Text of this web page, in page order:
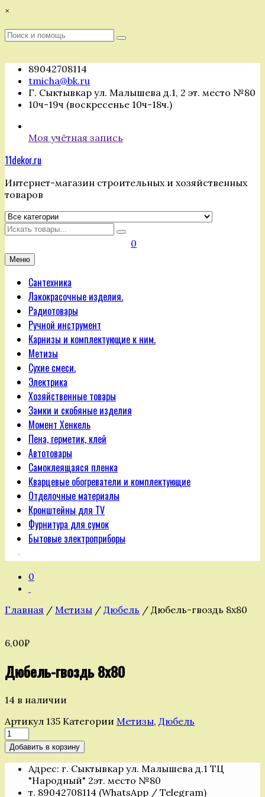
Перейти
содержимому
×
Поиск
Поиск
89042708114
tmicha@bk.ru
Г. Сыктывкар ул. Малышева д.1, 2 эт. место №80
10ч-19ч (воскресенье 10ч-18ч.)
Моя учётная запись
11dekor.ru
Интернет-магазин строительных и хозяйственных
товаров
Искать
0
Меню
Сантехника
Лакокрасочные изделия.
Радиотовары
Ручной инструмент
Карнизы и комплектующие к ним.
Метизы
Сухие смеси.
Электрика
Хозяйственные товары
Замки и скобяные изделия
Момент Хенкель
Пена, герметик, клей
Автотовары
Самоклеящаяся пленка
Кварцевые обогреватели и комплектующие
Отделочные материалы
Кронштейны для TV
Фурнитура для сумок
Бытовые электроприборы
0
Главная / Метизы / Дюбель / Дюбель-гвоздь 8х80
6,00₽
Дюбель-гвоздь 8х80
14 в наличии
Артикул 135 Категории Метизы, Дюбель
Количество
товара
Дюбель-
гвоздь
Добавить в корзину
Адрес: г. Сыктывкар ул. Малышева д.1 ТЦ
"Народный" 2эт. место №80
т. 89042708114 (WhatsApp / Telegram)